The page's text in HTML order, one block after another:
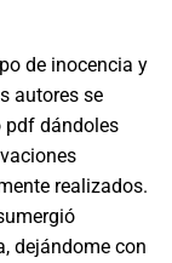
de inocencia y
autores se
pdf dándoles
realizados.
dejándome con